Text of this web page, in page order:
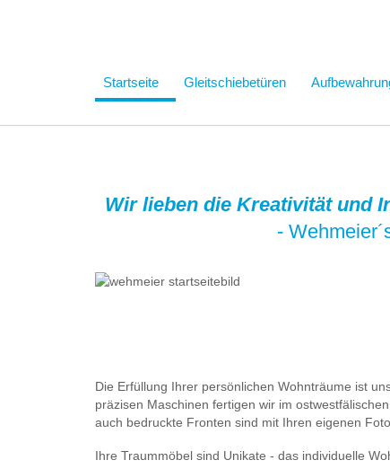
Startseite Gleitschiebetüren
Wir lieben die Kreativität und
-
Die Erfüllung Ihrer persönlichen Wohnträume ist
präzisen Maschinen fertigen wir im
auch bedruckte Fronten sind mit Ihren eigenen
Ihre Traummöbel sind Unikate - das individuelle